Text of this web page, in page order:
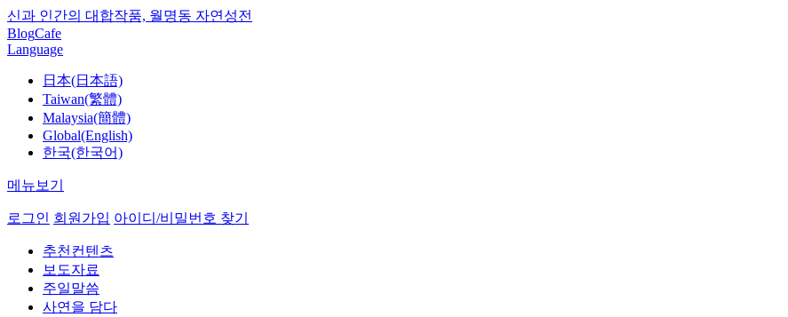
신과 인간의 대합작품, 월명동 자연성전
BlogCafe
Language
日本(日本語)
Taiwan(繁體)
Malaysia(簡體)
Global(English)
한국(한국어)
메뉴보기
로그인 회원가입 아이디/비밀번호 찾기
추천컨텐츠
보도자료
주일말씀
사연을 담다